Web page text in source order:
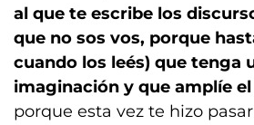
al que te escribe los
que no sos vos, porque
cuando los leés) que tenga
imaginación y que amplíe
porque esta vez te hizo